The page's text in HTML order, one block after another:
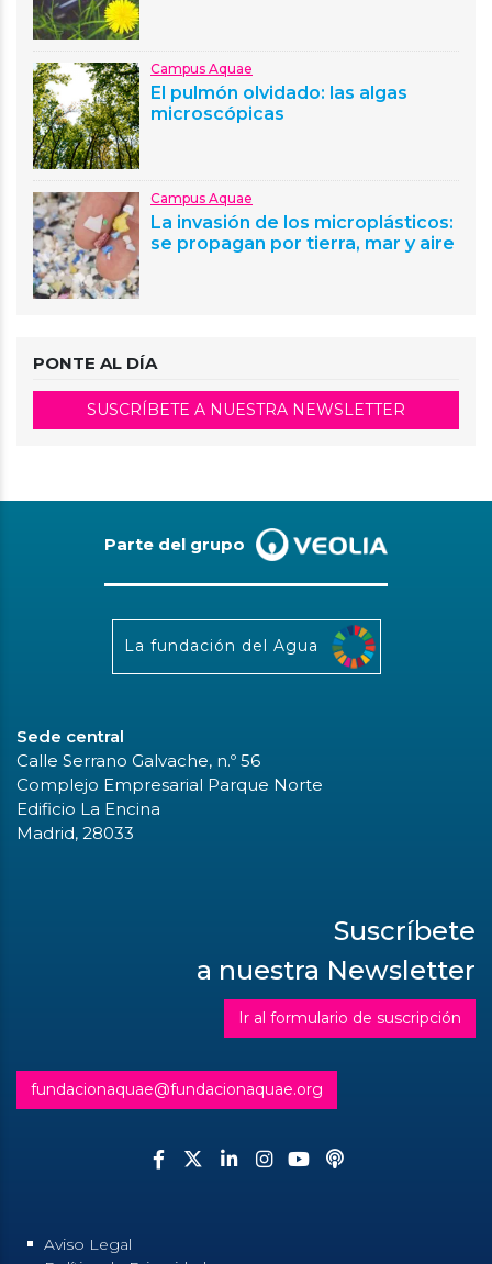
Campus Aquae
El pulmón olvidado: las algas
microscópicas
Campus Aquae
La invasión de los microplásticos:
se propagan por tierra, mar y aire
PONTE AL DÍA
SUSCRÍBETE A NUESTRA NEWSLETTER
Parte del grupo
La fundación del Agua
Sede central
Calle Serrano Galvache, n.º 56
Complejo Empresarial Parque Norte
Edificio La Encina
Madrid, 28033
Suscríbete
a nuestra Newsletter
Ir al formulario de suscripción
fundacionaquae@fundacionaquae.org
Aviso Legal